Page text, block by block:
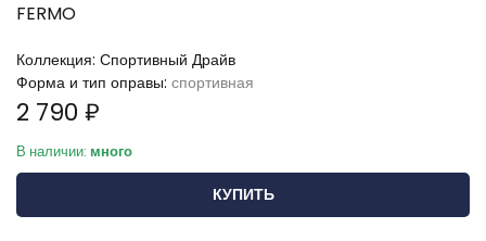
FERMO
Коллекция: Спортивный Драйв
Форма и тип оправы: спортивная
2 790 ₽
В наличии: много
КУПИТЬ